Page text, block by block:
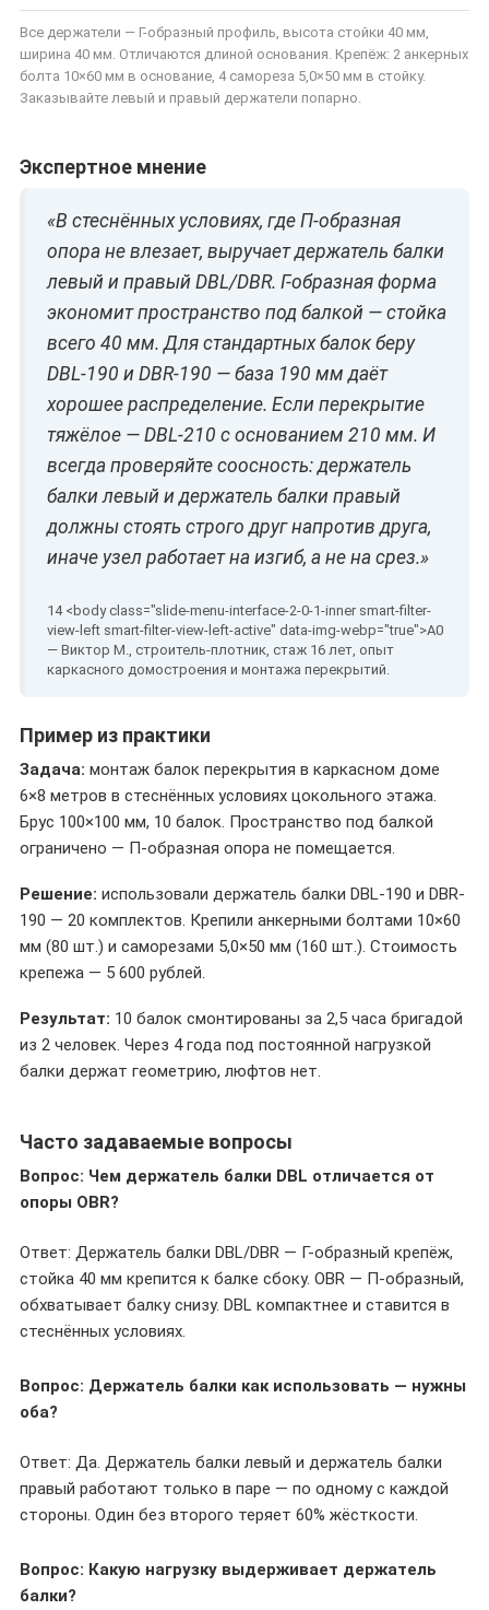
Все держатели — Г-образный профиль, высота стойки 40 мм,
ширина 40 мм. Отличаются длиной основания. Крепёж: 2 анкерных
болта 10×60 мм в основание, 4 самореза 5,0×50 мм в стойку.
Заказывайте левый и правый держатели попарно.
Экспертное мнение
«В стеснённых условиях, где П-образная
опора не влезает, выручает держатель балки
левый и правый DBL/DBR. Г-образная форма
экономит пространство под балкой — стойка
всего 40 мм. Для стандартных балок беру
DBL-190 и DBR-190 — база 190 мм даёт
хорошее распределение. Если перекрытие
тяжёлое — DBL-210 с основанием 210 мм. И
всегда проверяйте соосность: держатель
балки левый и держатель балки правый
должны стоять строго друг напротив друга,
иначе узел работает на изгиб, а не на срез.»
— Виктор М., строитель-плотник, стаж 16 лет, опыт
каркасного домостроения и монтажа перекрытий.
Пример из практики
Задача: монтаж балок перекрытия в каркасном доме
6×8 метров в стеснённых условиях цокольного этажа.
Брус 100×100 мм, 10 балок. Пространство под балкой
ограничено — П-образная опора не помещается.
Решение: использовали держатель балки DBL-190 и DBR-
190 — 20 комплектов. Крепили анкерными болтами 10×60
мм (80 шт.) и саморезами 5,0×50 мм (160 шт.). Стоимость
крепежа — 5 600 рублей.
Результат: 10 балок смонтированы за 2,5 часа бригадой
из 2 человек. Через 4 года под постоянной нагрузкой
балки держат геометрию, люфтов нет.
Часто задаваемые вопросы
Вопрос: Чем держатель балки DBL отличается от
опоры OBR?
Ответ: Держатель балки DBL/DBR — Г-образный крепёж,
стойка 40 мм крепится к балке сбоку. OBR — П-образный,
обхватывает балку снизу. DBL компактнее и ставится в
стеснённых условиях.
Вопрос: Держатель балки как использовать — нужны
оба?
Ответ: Да. Держатель балки левый и держатель балки
правый работают только в паре — по одному с каждой
стороны. Один без второго теряет 60% жёсткости.
Вопрос: Какую нагрузку выдерживает держатель
балки?